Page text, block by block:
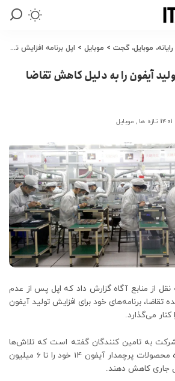
رایانه، موبایل، گجت > موبایل > اپل برنامه افزایش تولید آیفون را به دلیل کاهش تقاضا کنار گذاشت
آیفون را به دلیل کاهش تقاضا
تازه ها موبایل
از منابع آگاه گزارش داد که اپل پس از عدم
برنامه‌های خود برای افزایش تولید آیفون
می‌گذارد.
شرکت به تامین کنندگان گفته است که تلاش‌ها
برای افزایش مونتاژ خانواده محصولات پرچمدار آیفون 14 خود را تا 6 میلیون
جاری کاهش دهند.